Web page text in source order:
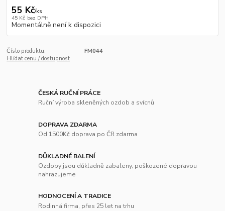
55 Kč/ks
45 Kč bez DPH
Momentálně není k dispozici
Číslo produktu:
FM044
Hlídat cenu / dostupnost
ČESKÁ RUČNÍ PRÁCE
Ruční výroba skleněných ozdob a svícnů
DOPRAVA ZDARMA
Od 1500Kč doprava po ČR zdarma
DŮKLADNÉ BALENÍ
Ozdoby jsou důkladně zabaleny, poškozené dopravou
nahrazujeme
HODNOCENÍ A TRADICE
Rodinná firma, přes 25 let na trhu